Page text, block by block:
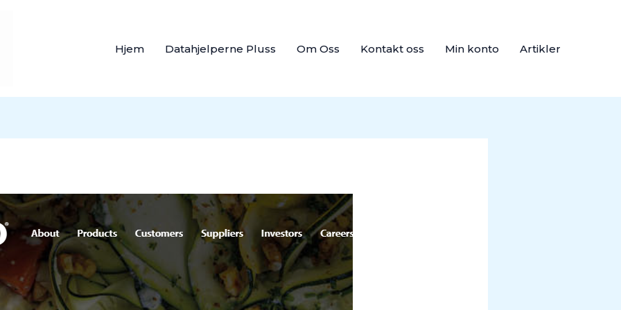
Hjem Datahjelperne Pluss Om Oss Kontakt oss Min konto Artikler